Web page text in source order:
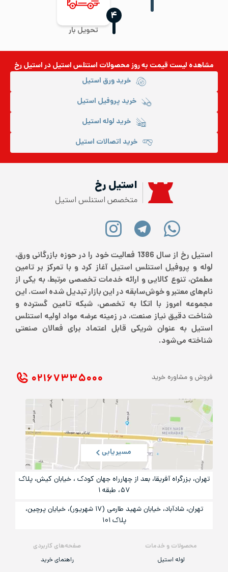
تحویل بار
‍۴
مشاهده لیست قیمت به روزمحصولات استنلس استیلدر استیل رخ
خرید ورق استیل
خرید پروفیل استیل
خرید لوله استیل
خرید اتصالات استیل
استیل رخ
متخصص استنلس استیل
استیل رخ از سال 1386 فعالیت خود را در حوزه بازرگانی ورق،
لوله و پروفیل استنلس استیل آغاز کرد و با تمرکز بر تامین
مطمئن، تنوع کالایی و ارائه خدمات تخصصی مرتبط، به یکی از
نام‌های معتبر و خوش‌سابقه در این بازار تبدیل شده است. این
مجموعه امروز با اتکا به تخصص، شبکه تامین گسترده و
شناخت دقیق نیاز صنعت، در زمینه عرضه مواد اولیه استنلس
استیل به عنوان شریکی قابل اعتماد برای فعالان صنعتی
شناخته می‌شود.
محصولات و خدمات
لوله استیل
صفحه‌های کاربردی
راهنمای خرید
فروش و مشاوره خرید ۰۲۱ ۶۷۳۳۵۰۰۰
مسیریابی
تهران، بزرگراه آفریقا، بعد از چهارراه جهان کودک ، خیابان کیش، پلاک
۵۷، طبقه ۱
تهران، شادآباد، خیابان شهید طارمی (۱۷ شهریور)، خیایان پرچین،
پلاک ۱۰۱